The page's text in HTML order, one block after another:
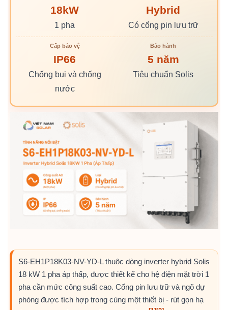
18kW
1 pha
Hybrid
Có cổng pin lưu trữ
Cấp bảo vệ
IP66
Chống bụi và chống
nước
Bảo hành
5 năm
Tiêu chuẩn Solis
S6-EH1P18K03-NV-YD-L thuộc dòng inverter hybrid Solis
18 kW 1 pha áp thấp, được thiết kế cho hệ điện mặt trời 1
pha cần mức công suất cao. Cổng pin lưu trữ và ngõ dự
phòng được tích hợp trong cùng một thiết bị - rút gọn hạ